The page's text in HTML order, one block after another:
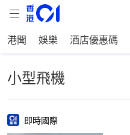
港聞 娛樂 酒店優惠碼
小型飛機
即時國際